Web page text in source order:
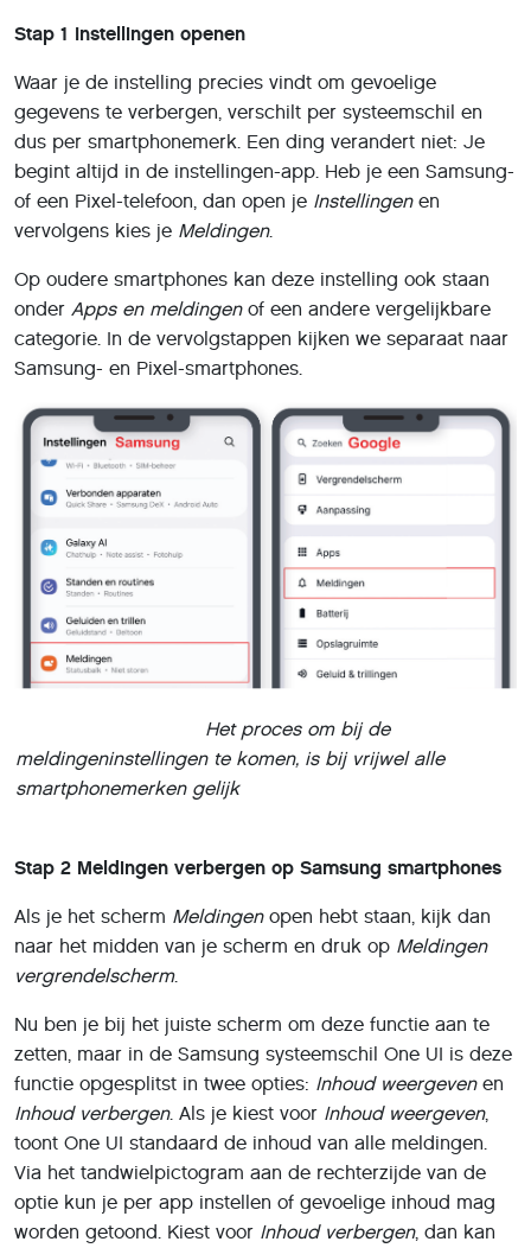
Stap 1 Instellingen openen
Waar je de instelling precies vindt om gevoelige
gegevens te verbergen, verschilt per systeemschil en
dus per smartphonemerk. Een ding verandert niet: Je
begint altijd in de instellingen-app. Heb je een Samsung-
of een Pixel-telefoon, dan open je Instellingen en
vervolgens kies je Meldingen.
Op oudere smartphones kan deze instelling ook staan
onder Apps en meldingenof een andere vergelijkbare
categorie. In de vervolgstappen kijken we separaat naar
Samsung- en Pixel-smartphones.
Het proces om bij de
meldingeninstellingen te komen, is bij vrijwel alle
smartphonemerken gelijk
Stap 2 Meldingen verbergen op Samsung smartphones
Als je het scherm Meldingenopen hebt staan, kijk dan
naar het midden van je scherm en druk op Meldingen
vergrendelscherm.
Nu ben je bij het juiste scherm om deze functie aan te
zetten, maar in de Samsung systeemschil One UI is deze
functie opgesplitst in twee opties: Inhoud weergeven en
Inhoud verbergen. Als je kiest voor Inhoud weergeven,
toont One UI standaard de inhoud van alle meldingen.
Via het tandwielpictogram aan de rechterzijde van de
optie kun je per app instellen of gevoelige inhoud mag
worden getoond. Kiest voor Inhoud verbergen, dan kan